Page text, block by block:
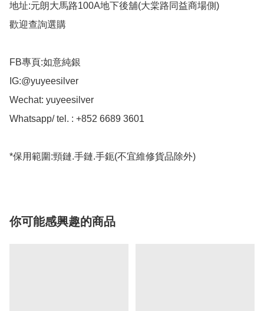
地址:元朗大馬路100A地下後舖(大棠路同益商場側)
歡迎查詢選購
FB專頁:如意純銀
IG:@yuyeesilver
Wechat: yuyeesilver
Whatsapp/ tel. : +852 6689 3601
*保用範圍:頸鏈.手鏈.手鈪(不宜維修貨品除外)
你可能感興趣的商品